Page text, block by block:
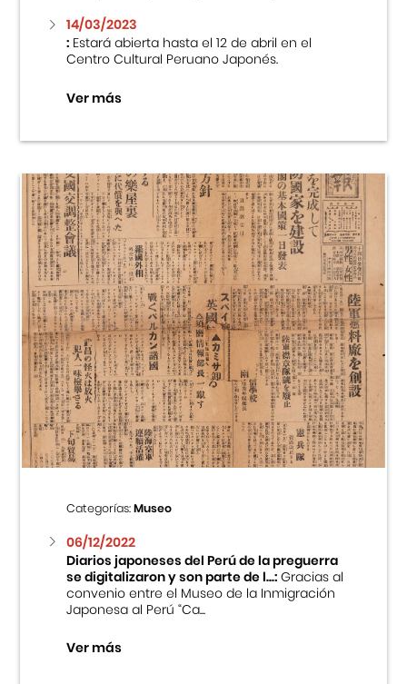
14/03/2023
:Estará abierta hasta el 12 de abril en el
Centro Cultural Peruano Japonés.
Ver más
Categorías:Museo
06/12/2022
Diarios japoneses del Perú de la preguerra
se digitalizaron y son parte de l...:Gracias al
convenio entre el Museo de la Inmigración
Japonesa al Perú “Ca...
Ver más